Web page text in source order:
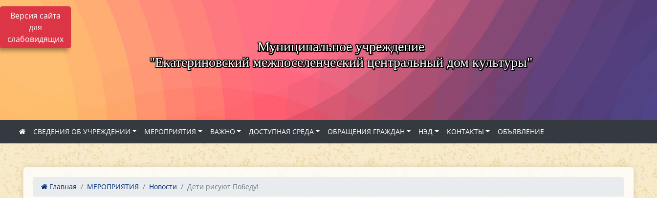
Версия сайта
для
слабовидящих
Муниципальное учреждение
"Екатериновский межпоселенческий центральный дом культуры"
СВЕДЕНИЯ ОБ УЧРЕЖДЕНИИ МЕРОПРИЯТИЯ ВАЖНО ДОСТУПНАЯ СРЕДА ОБРАЩЕНИЯ ГРАЖДАН НЭД КОНТАКТЫ ОБЪЯВЛЕНИЕ
Главная МЕРОПРИЯТИЯ Новости Дети рисуют Победу!